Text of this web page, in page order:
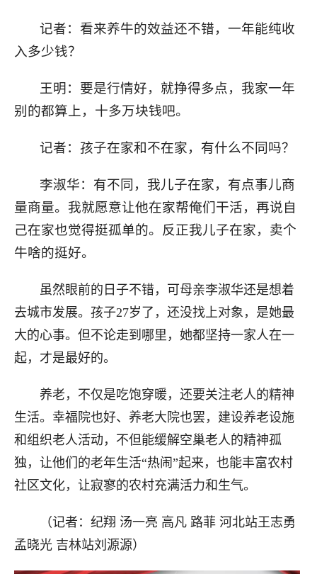
记者：看来养牛的效益还不错，一年能纯收
入多少钱？
王明：要是行情好，就挣得多点，我家一年
别的都算上，十多万块钱吧。
记者：孩子在家和不在家，有什么不同吗？
李淑华：有不同，我儿子在家，有点事儿商
量商量。我就愿意让他在家帮俺们干活，再说自
己在家也觉得挺孤单的。反正我儿子在家，卖个
牛啥的挺好。
虽然眼前的日子不错，可母亲李淑华还是想着
去城市发展。孩子27岁了，还没找上对象，是她最
大的心事。但不论走到哪里，她都坚持一家人在一
起，才是最好的。
养老，不仅是吃饱穿暖，还要关注老人的精神
生活。幸福院也好、养老大院也罢，建设养老设施
和组织老人活动，不但能缓解空巢老人的精神孤
独，让他们的老年生活“热闹”起来，也能丰富农村
社区文化，让寂寥的农村充满活力和生气。
（记者：纪翔 汤一亮 高凡 路菲 河北站王志勇
孟晓光 吉林站刘源源）